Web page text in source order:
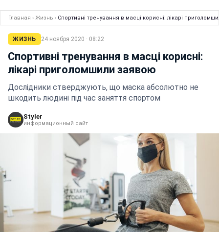
Главная › Жизнь › Спортивні тренування в масці корисні: лікарі
ЖИЗНЬ 24 ноября 2020 · 08:22
Спортивні тренування в масці корисні:
лікарі приголомшили заявою
Дослідники стверджують, що маска абсолютно не
шкодить людині під час заняття спортом
Styler
информационный сайт